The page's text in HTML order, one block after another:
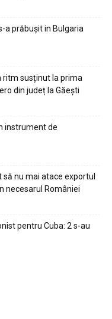
a prăbușit in Bulgaria
ritm susținut la prima
din județ la Găești
instrument de
nu mai atace exportul
necesarul României
pentru Cuba: 2 s-au